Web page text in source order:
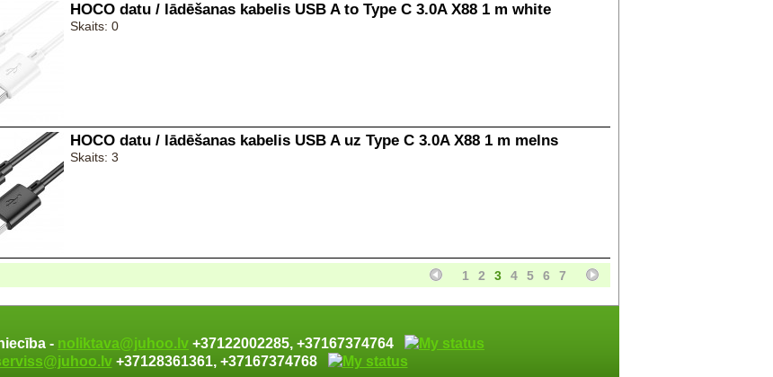
HOCO datu / lādēšanas kabelis USB A to Type C 3.0A X88 1 m white
Skaits: 0
HOCO datu / lādēšanas kabelis USB A uz Type C 3.0A X88 1 m melns
Skaits: 3
1 2 3 4 5 6 7
- noliktava@juhoo.lv +37122002285, +37167374764
+37128361361, +37167374768